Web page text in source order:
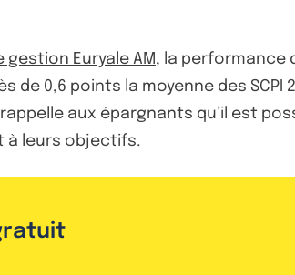
gestion Euryale AM, la performance
de 0,6 points la moyenne des
rappelle aux épargnants qu’il est
à leurs objectifs.